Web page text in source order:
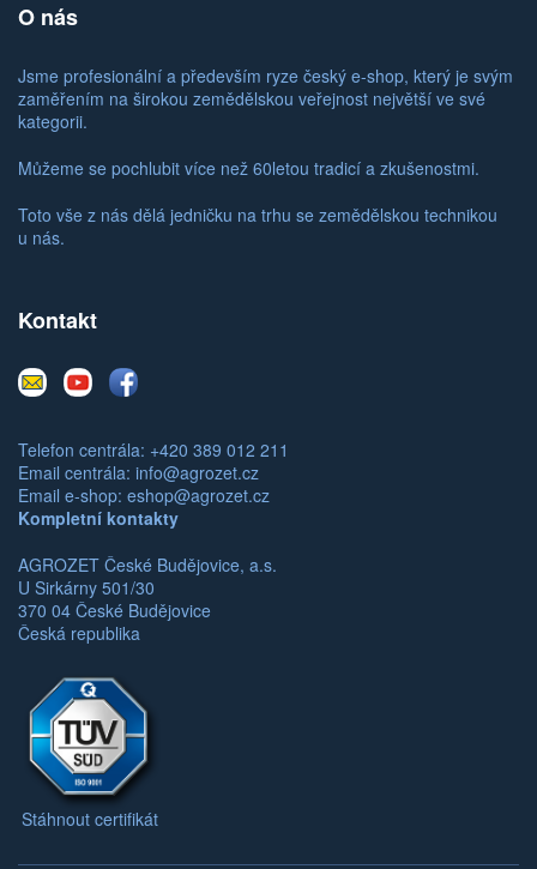
O nás
Jsme profesionální a především ryze český e-shop, který je svým
zaměřením na širokou zemědělskou veřejnost největší ve své
kategorii.
Můžeme se pochlubit více než 60letou tradicí a zkušenostmi.
Toto vše z nás dělá jedničku na trhu se zemědělskou technikou
u nás.
Kontakt
E-
mail
YoutubeFacebook
Telefon centrála: +420 389 012 211
Email centrála: info@agrozet.cz
Email e-shop: eshop@agrozet.cz
Kompletní kontakty
AGROZET České Budějovice, a.s.
U Sirkárny 501/30
370 04 České Budějovice
Česká republika
Stáhnout certifikát